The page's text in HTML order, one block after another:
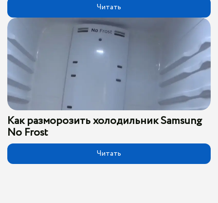
Читать
Как разморозить холодильник Samsung
No Frost
Читать